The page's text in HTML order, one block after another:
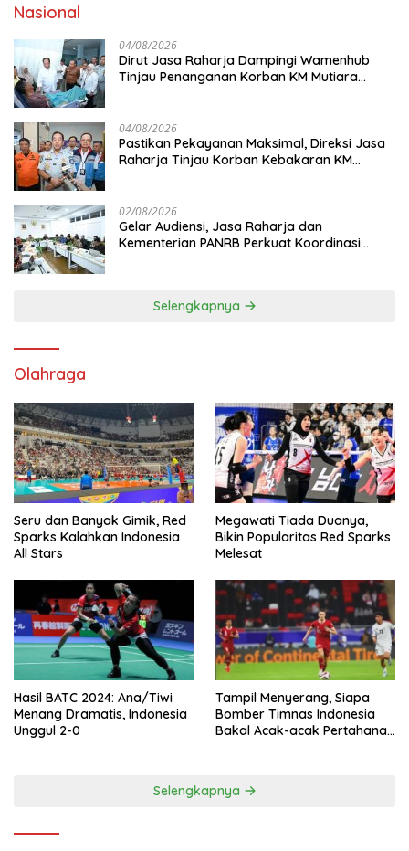
Nasional
04/08/2026
Dirut Jasa Raharja Dampingi Wamenhub
Tinjau Penanganan Korban KM Mutiara
04/08/2026
Pastikan Pekayanan Maksimal, Direksi Jasa
Raharja Tinjau Korban Kebakaran KM
02/08/2026
Gelar Audiensi, Jasa Raharja dan
Kementerian PANRB Perkuat Koordinasi
Selengkapnya
Olahraga
Seru dan Banyak Gimik, Red
Sparks Kalahkan Indonesia
All Stars
Megawati Tiada Duanya,
Bikin Popularitas Red Sparks
Melesat
Hasil BATC 2024: Ana/Tiwi
Menang Dramatis, Indonesia
Unggul 2-0
Tampil Menyerang, Siapa
Bomber Timnas Indonesia
Bakal Acak-acak Pertahanan
Selengkapnya